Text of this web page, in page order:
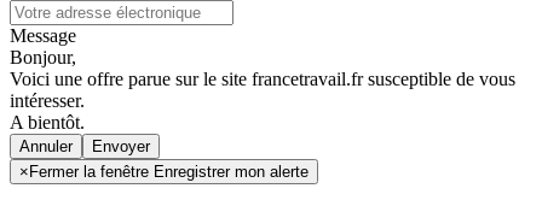
Message
Bonjour,
Voici une offre parue sur le site francetravail.fr susceptible de vous
intéresser.
A bientôt.
Annuler
× Fermer la fenêtre Enregistrer mon alerte